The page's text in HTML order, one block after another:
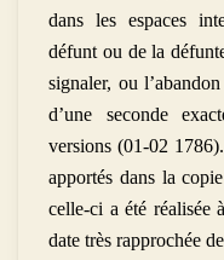
dans les espaces
défunt ou de la
signaler, ou
d’une seconde
versions (01-02
apportés dans la
celle-ci a été réalisée
date très rapprochée